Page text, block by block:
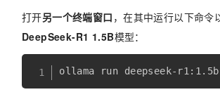
打开另一个终端窗口 ，在其中运行以下命令
DeepSeek-R1 1.5B模型：